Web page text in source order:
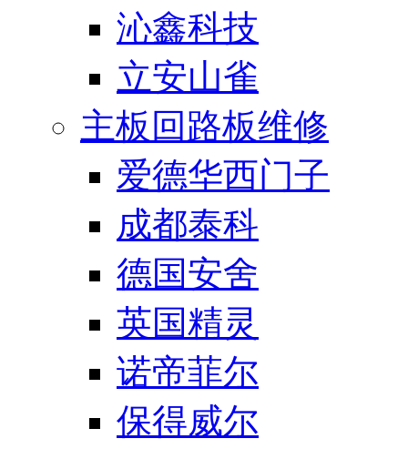
沁鑫科技
立安山雀
主板回路板维修
爱德华西门子
成都泰科
德国安舍
英国精灵
诺帝菲尔
保得威尔